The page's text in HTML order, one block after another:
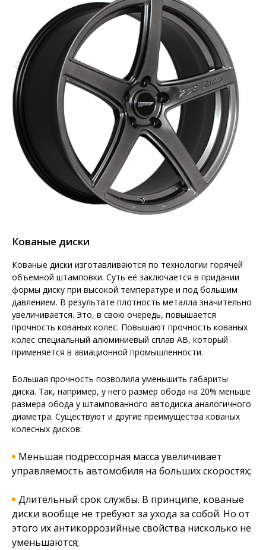
Кованые диски
Кованые диски изготавливаются по технологии горячей
объемной штамповки. Суть её заключается в придании
формы диску при высокой температуре и под большим
давлением. В результате плотность металла значительно
увеличивается. Это, в свою очередь, повышается
прочность кованых колес. Повышают прочность кованых
колес специальный алюминиевый сплав АВ, который
применяется в авиационной промышленности.
Большая прочность позволила уменьшить габариты
диска. Так, например, у него размер обода на 20% меньше
размера обода у штампованного автодиска аналогичного
диаметра. Существуют и другие преимущества кованых
колесных дисков:
Меньшая подрессорная масса увеличивает
управляемость автомобиля на больших скоростях;
Длительный срок службы. В принципе, кованые
диски вообще не требуют за ухода за собой. Но от
этого их антикоррозийные свойства нисколько не
уменьшаются;